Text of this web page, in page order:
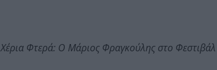
Χέρια Φτερά: Ο Μάριος Φραγκούλης στο